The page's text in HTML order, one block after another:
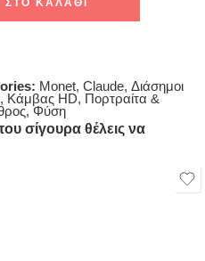
ΚΑΛΆΘΙ
Monet, Claude, Διάσημοι
, Κάμβας HD, Πορτραίτα &
, Φύση
σίγουρα θέλεις να